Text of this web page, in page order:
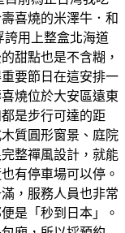
喜燒的米澤牛．和
誇用上整盒北海道
甜點也是不含糊，
要節日在這安排一
燒位於大安區遠東
是步行可達的距
質圓形窗景、庭院
整禪風設計，就能
有停車場可以停。
，服務人員也非常
是「秒到日本」。